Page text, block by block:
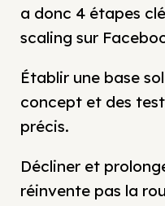
a donc 4 étapes
scaling sur
Établir une base
concept et des
précis.
Décliner et
réinvente pas la